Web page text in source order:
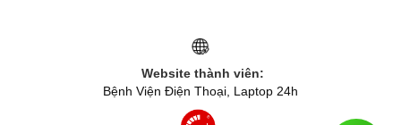
Website thành viên:
Bệnh Viện Điện Thoại, Laptop 24h